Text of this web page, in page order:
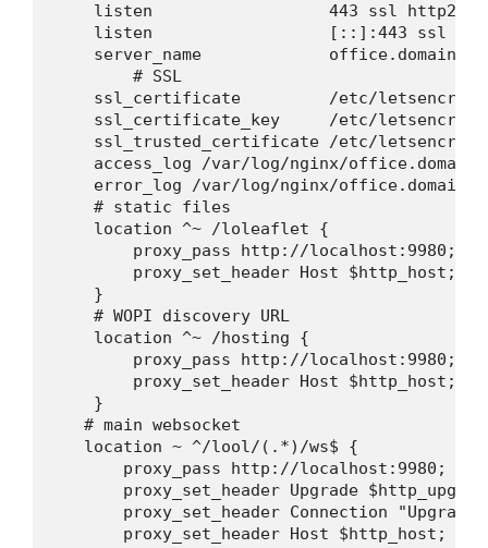
    listen                  443 ssl http2;
listen                  [::]:443 ssl
server_name
        # SSL
ssl_certificate         /etc/
ssl_certificate_key     /etc/
ssl_trusted_certificate /etc/
access_log /var/log/nginx/
error_log /var/log/nginx/
    # static files
    location ^~ /loleaflet {
        proxy_pass http://localhost:9980;
        proxy_set_header Host $http_host;
    }
    # WOPI discovery URL
    location ^~ /hosting {
        proxy_pass http://localhost:9980;
        proxy_set_header Host $http_host;
    }
   # main websocket
   location ~ ^/lool/(.*)/ws$ {
       proxy_pass http://localhost:9980;
proxy_set_header Upgrade
proxy_set_header Connection
       proxy_set_header Host $http_host;